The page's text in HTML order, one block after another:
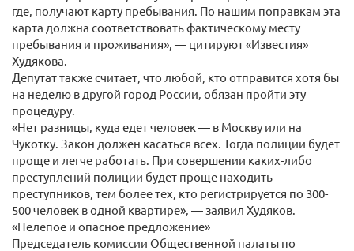
где, получают карту пребывания. По нашим поправкам эта
карта должна соответствовать фактическому месту
пребывания и проживания», — цитируют «Известия»
Худякова.
Депутат также считает, что любой, кто отправится хотя бы
на неделю в другой город России, обязан пройти эту
процедуру.
«Нет разницы, куда едет человек — в Москву или на
Чукотку. Закон должен касаться всех. Тогда полиции будет
проще и легче работать. При совершении каких-либо
преступлений полиции будет проще находить
преступников, тем более тех, кто регистрируется по 300-
500 человек в одной квартире», — заявил Худяков.
«Нелепое и опасное предложение»
Председатель комиссии Общественной палаты по